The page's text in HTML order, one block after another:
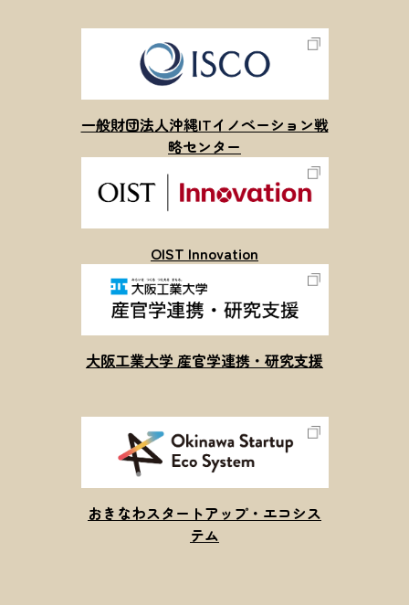
一般財団法人沖縄ITイノベーション戦
略センター
OIST Innovation
大阪工業大学 産官学連携・研究支援
おきなわスタートアップ・エコシス
テム